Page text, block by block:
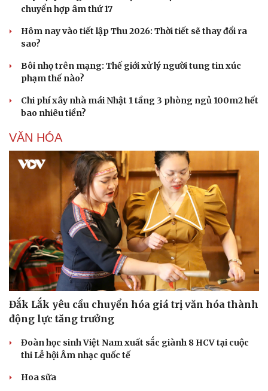
Sức khỏe
Dinh dưỡng - món ngon
Cây thuốc
Đời sống
chuyển hợp âm thứ 17
Hôm nay vào tiết lập Thu 2026: Thời tiết sẽ thay đổi ra
sao?
Bôi nhọ trên mạng: Thế giới xử lý người tung tin xúc
phạm thế nào?
Chi phí xây nhà mái Nhật 1 tầng 3 phòng ngủ 100m2 hết
bao nhiêu tiền?
VĂN HÓA
Đắk Lắk yêu cầu chuyển hóa giá trị văn hóa thành
động lực tăng trưởng
Đoàn học sinh Việt Nam xuất sắc giành 8 HCV tại cuộc
thi Lễ hội Âm nhạc quốc tế
Hoa sữa